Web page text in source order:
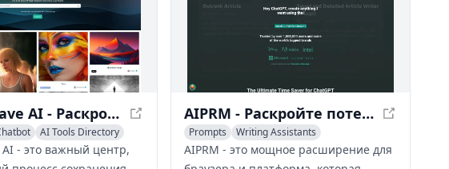
PromptWave AI - Раскройте продуктивность и творческий потенциал ИИ
AI Tools Directory
AI - это важный центр,
AIPRM - Раскройте потенциал ИИ с расширенным управлением подсказками
Prompts
Writing Assistants
AI Advertising Assistant
AIPRM - это мощное расширение для